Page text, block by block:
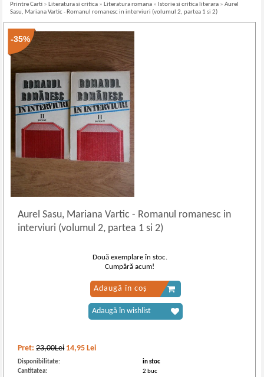
Printre Carti » Literatura si critica » Literatura romana » Istorie si critica literara »Aurel
Sasu, Mariana Vartic - Romanul romanesc in interviuri (volumul 2, partea 1 si 2)
-35%
Aurel Sasu, Mariana Vartic- Romanul romanesc in
interviuri (volumul 2, partea 1 si 2)
Pret:23,00Lei 14,95 Lei
Disponibilitate:
in stoc
Cantitatea:
2 buc
Două exemplare în stoc.
Cumpără acum!
Adaugă în coș
Adaugă în wishlist